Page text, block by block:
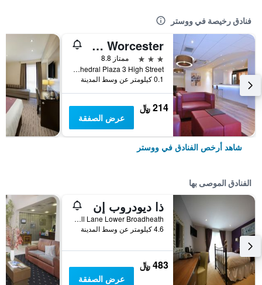
فنادق رخيصة في ووستر
Travelodge Worcester
3 نجوم
ممتاز 8.8
Cathedral Plaza 3 High Street, ووستر, المملكة المتحدة
0.1 كيلومتر عن وسط المدينة
214 ﷼
عرض الصفقة
شاهد أرخص الفنادق في ووستر
الفنادق الموصى بها
ذا ديودروب إن
Bell Lane Lower Broadheath, ووستر, المملكة المتحدة
4.6 كيلومتر عن وسط المدينة
483 ﷼
عرض الصفقة